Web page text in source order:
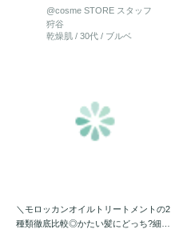
きっかけとなったヘアオ…
@cosme STORE スタッフ
狩谷
乾燥肌 / 30代 / ブルベ
＼モロッカンオイルトリートメントの2
種類徹底比較◎かたい髪にどっち?細い